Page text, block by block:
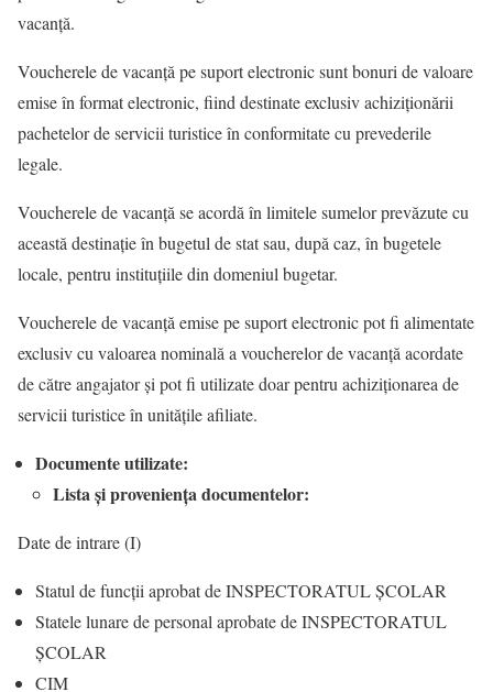
vacanță.
Voucherele de vacanţă pe suport electronic sunt bonuri de valoare
emise în format electronic, fiind destinate exclusiv achiziţionării
pachetelor de servicii turistice în conformitate cu prevederile
legale.
Voucherele de vacanţă se acordă în limitele sumelor prevăzute cu
această destinaţie în bugetul de stat sau, după caz, în bugetele
locale, pentru instituțiile din domeniul bugetar.
Voucherele de vacanţă emise pe suport electronic pot fi alimentate
exclusiv cu valoarea nominală a voucherelor de vacanţă acordate
de către angajator şi pot fi utilizate doar pentru achiziţionarea de
servicii turistice în unităţile afiliate.
Documente utilizate:
Lista și proveniența documentelor:
Date de intrare (I)
Statul de funcții aprobat de INSPECTORATUL ȘCOLAR
Statele lunare de personal aprobate de INSPECTORATUL
ȘCOLAR
CIM